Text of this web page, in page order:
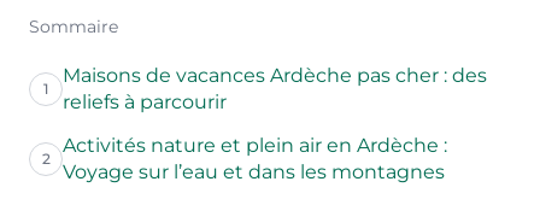
Sommaire
1
Maisons de vacances Ardèche pas cher : des
reliefs à parcourir
2
Activités nature et plein air en Ardèche :
Voyage sur l’eau et dans les montagnes